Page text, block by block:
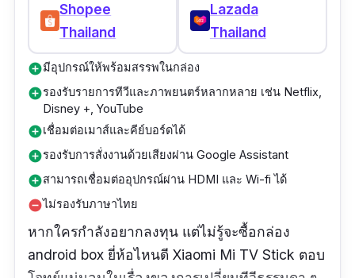
Shopee
Thailand
Lazada
Thailand
add_circleมีอุปกรณ์ให้พร้อมสรรพในกล่อง
add_circleรองรับรายการทีวีและภาพยนตร์หลากหลาย เช่น Netflix,
Disney +, YouTube
add_circleเชื่อมต่อเมาส์และคีย์บอร์ดได้
add_circleรองรับการสั่งงานด้วยเสียงผ่าน Google Assistant
add_circleสามารถเชื่อมต่ออุปกรณ์ผ่าน HDMI และ Wi-fi ได้
remove_circleไม่รองรับภาษาไทย
หากใครกำลังอยากลงทุน แต่ไม่รู้จะซื้อกล่อง
android box ยี่ห้อไหนดี Xiaomi Mi TV Stick ตอบ